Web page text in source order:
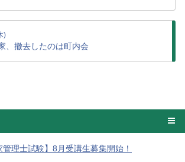
)
、撤去したのは町内会
管理士試験】8月受講生募集開始！